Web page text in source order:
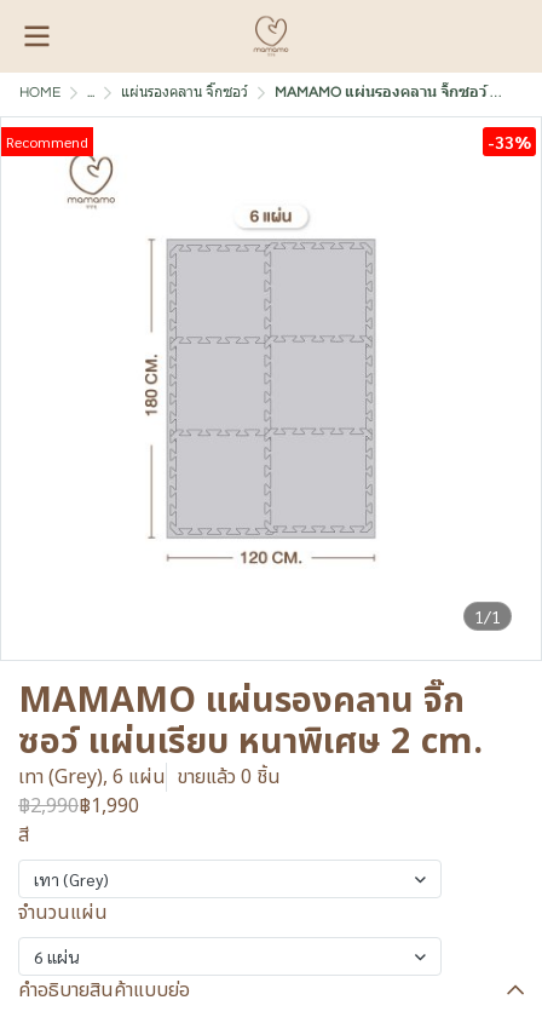
HOME ... แผ่นรองคลาน จิ๊กซอว์ MAMAMO แผ่นรองคลาน จิ๊กซอว์ แผ่นเรียบ หนาพิเศษ 2 cm.
1/1
Recommend -33%
MAMAMO แผ่นรองคลาน จิ๊ก
ซอว์ แผ่นเรียบ หนาพิเศษ 2 cm.
เทา (Grey), 6 แผ่น ขายแล้ว 0 ชิ้น
฿2,990฿1,990
สี
เทา (Grey)
จำนวนแผ่น
6 แผ่น
คำอธิบายสินค้าแบบย่อ